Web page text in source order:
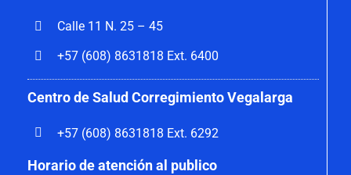
Calle 11 N. 25 – 45
+57 (608) 8631818 Ext. 6400
Centro de Salud Corregimiento Vegalarga
+57 (608) 8631818 Ext. 6292
Horario de atención al publico